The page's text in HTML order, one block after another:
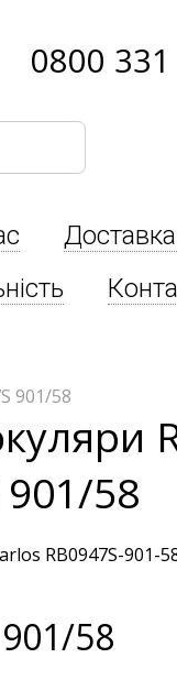
0800
901/58
901/58
58